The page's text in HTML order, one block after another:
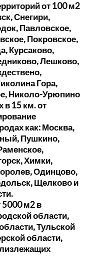
от 100 м2
Снегири,
Павловское,
Покровское,
Курсаково,
Лешково,
Гора,
Николо-Урюпино
в 15 км. от
как: Москва,
Пушкино,
Химки,
Одинцово,
Щелково и
5000 м2 в
области,
Тульской
области,